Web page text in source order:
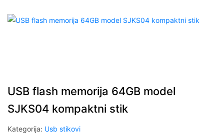
USB flash memorija 64GB model
SJKS04 kompaktni stik
Kategorija: Usb stikovi